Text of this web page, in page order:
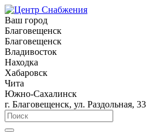
Ваш город
Благовещенск
Благовещенск
Владивосток
Находка
Хабаровск
Чита
Южно-Сахалинск
г. Благовещенск, ул. Раздольная, 33